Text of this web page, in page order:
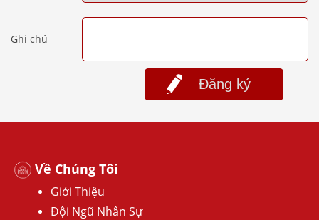
Ghi chú
Đăng ký
Về Chúng Tôi
Giới Thiệu
Đội Ngũ Nhân Sự